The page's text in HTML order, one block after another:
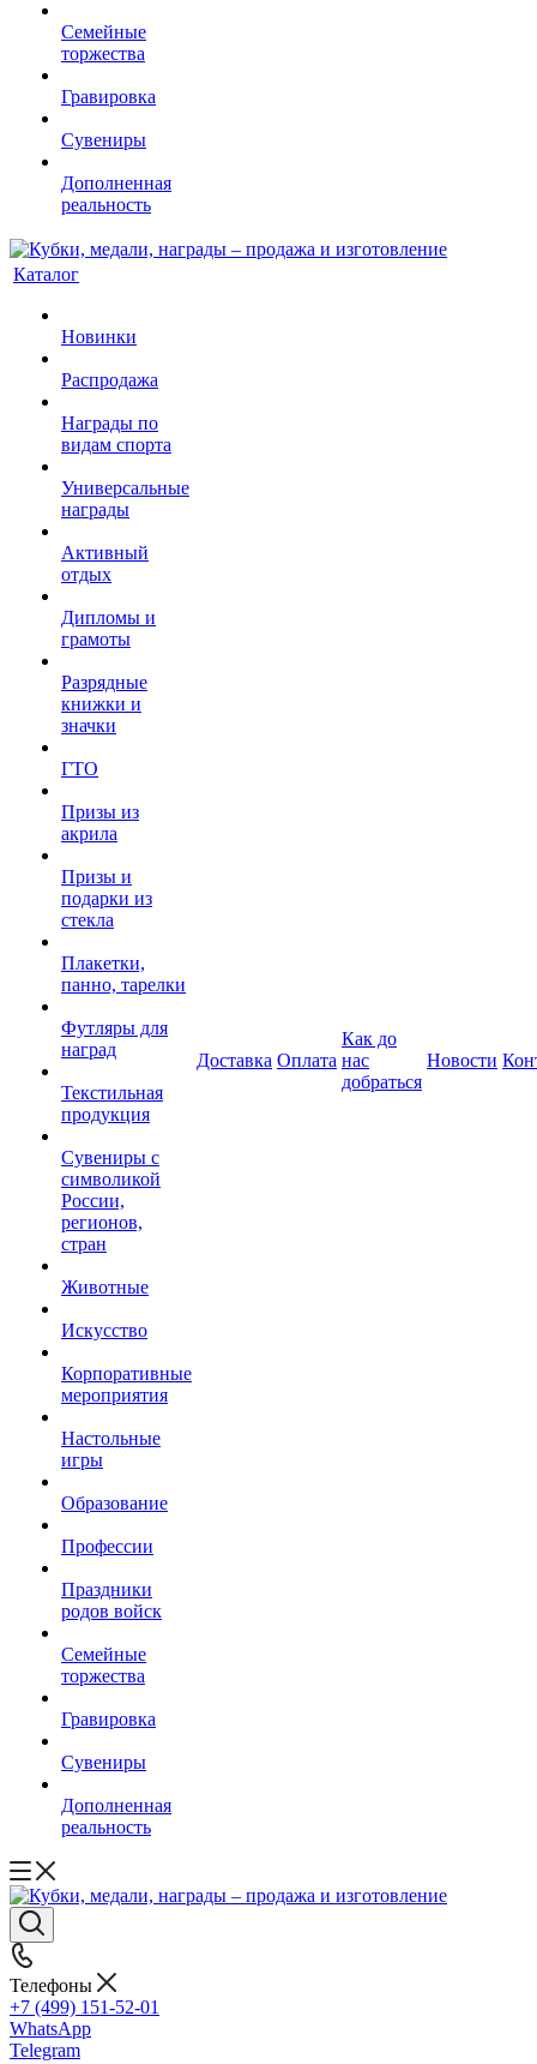
Семейные
торжества
Гравировка
Сувениры
Дополненная
реальность
Каталог
Новинки
Распродажа
Награды по
видам спорта
Универсальные
награды
Активный
отдых
Дипломы и
грамоты
Разрядные
книжки и
значки
ГТО
Призы из
акрила
Призы и
подарки из
стекла
Плакетки,
панно, тарелки
Футляры для
наград
Текстильная
продукция
Сувениры с
символикой
России,
регионов,
стран
Животные
Искусство
Корпоративные
мероприятия
Настольные
игры
Образование
Профессии
Праздники
родов войск
Семейные
торжества
Гравировка
Сувениры
Дополненная
реальность
Доставка Оплата
Как до
нас
добраться
Новости
Телефоны
+7 (499) 151-52-01
WhatsApp
Telegram